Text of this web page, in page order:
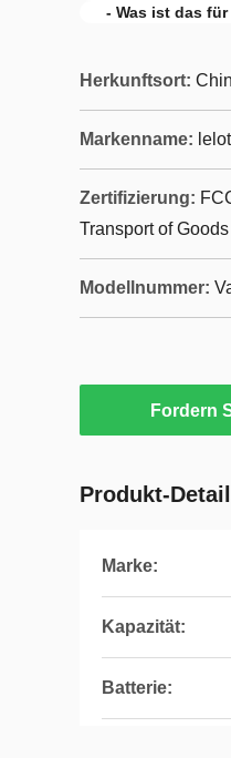
- Was ist das
Herkunftsort:
Markenname:
Zertifizierung:
Transport of Goods
Modellnummer:
Fordern
Produkt-
Marke:
Kapazität:
Batterie: